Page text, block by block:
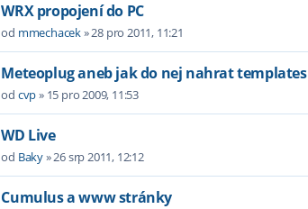
WRX propojení do PC
od mmechacek»28 pro 2011, 11:21
Meteoplug aneb jak do nej nahrat templates
od cvp» 15 pro 2009, 11:53
WD Live
od Baky»26 srp 2011, 12:12
Cumulus a www stránky